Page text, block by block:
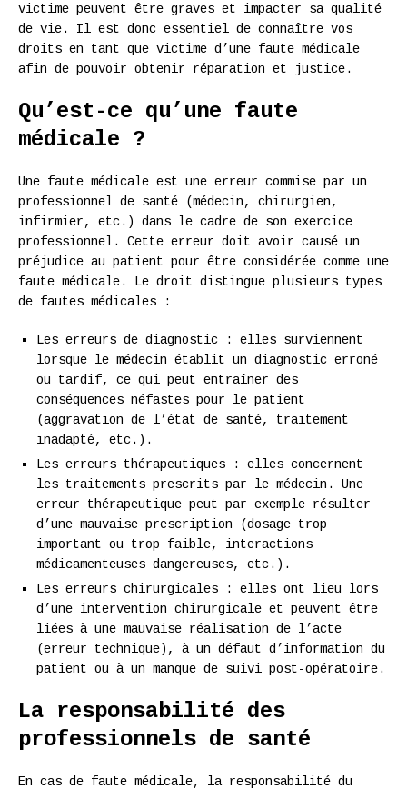
victime peuvent être graves et impacter sa qualité
de vie. Il est donc essentiel de connaître vos
droits en tant que victime d’une faute médicale
afin de pouvoir obtenir réparation et justice.
Qu’est-ce qu’une faute
médicale ?
Une faute médicale est une erreur commise par un
professionnel de santé (médecin, chirurgien,
infirmier, etc.) dans le cadre de son exercice
professionnel. Cette erreur doit avoir causé un
préjudice au patient pour être considérée comme une
faute médicale. Le droit distingue plusieurs types
de fautes médicales :
Les erreurs de diagnostic : elles surviennent
lorsque le médecin établit un diagnostic erroné
ou tardif, ce qui peut entraîner des
conséquences néfastes pour le patient
(aggravation de l’état de santé, traitement
inadapté, etc.).
Les erreurs thérapeutiques : elles concernent
les traitements prescrits par le médecin. Une
erreur thérapeutique peut par exemple résulter
d’une mauvaise prescription (dosage trop
important ou trop faible, interactions
médicamenteuses dangereuses, etc.).
Les erreurs chirurgicales : elles ont lieu lors
d’une intervention chirurgicale et peuvent être
liées à une mauvaise réalisation de l’acte
(erreur technique), à un défaut d’information du
patient ou à un manque de suivi post-opératoire.
La responsabilité des
professionnels de santé
En cas de faute médicale, la responsabilité du